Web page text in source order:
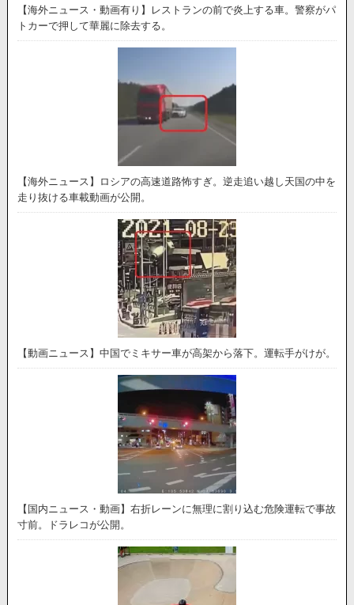
【海外ニュース・動画有り】レストランの前で炎上する車。警察がパ
トカーで押して華麗に除去する。
【海外ニュース】ロシアの高速道路怖すぎ。逆走追い越し天国の中を
走り抜ける車載動画が公開。
【動画ニュース】中国でミキサー車が高架から落下。運転手がけが。
【国内ニュース・動画】右折レーンに無理に割り込む危険運転で事故
寸前。ドラレコが公開。